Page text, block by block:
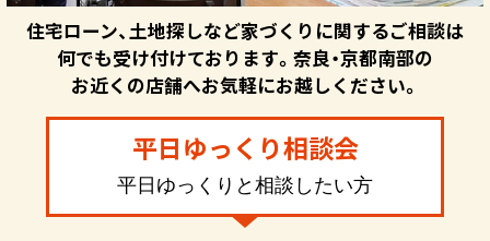
住宅ローン、土地探しなど家づくりに関するご相談は
何でも受け付けております。奈良・京都南部の
お近くの店舗へお気軽にお越しください。
平日ゆっくり相談会
平日ゆっくりと相談したい方